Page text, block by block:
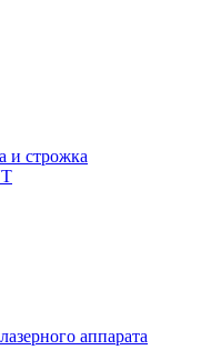
и строжка
аппарата